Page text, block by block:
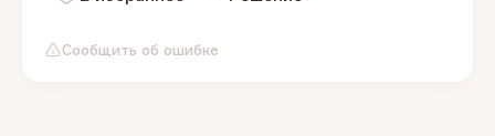
Сообщить об ошибке